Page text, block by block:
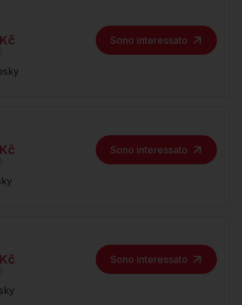
Sono interessato
Sono interessato
Sono interessato